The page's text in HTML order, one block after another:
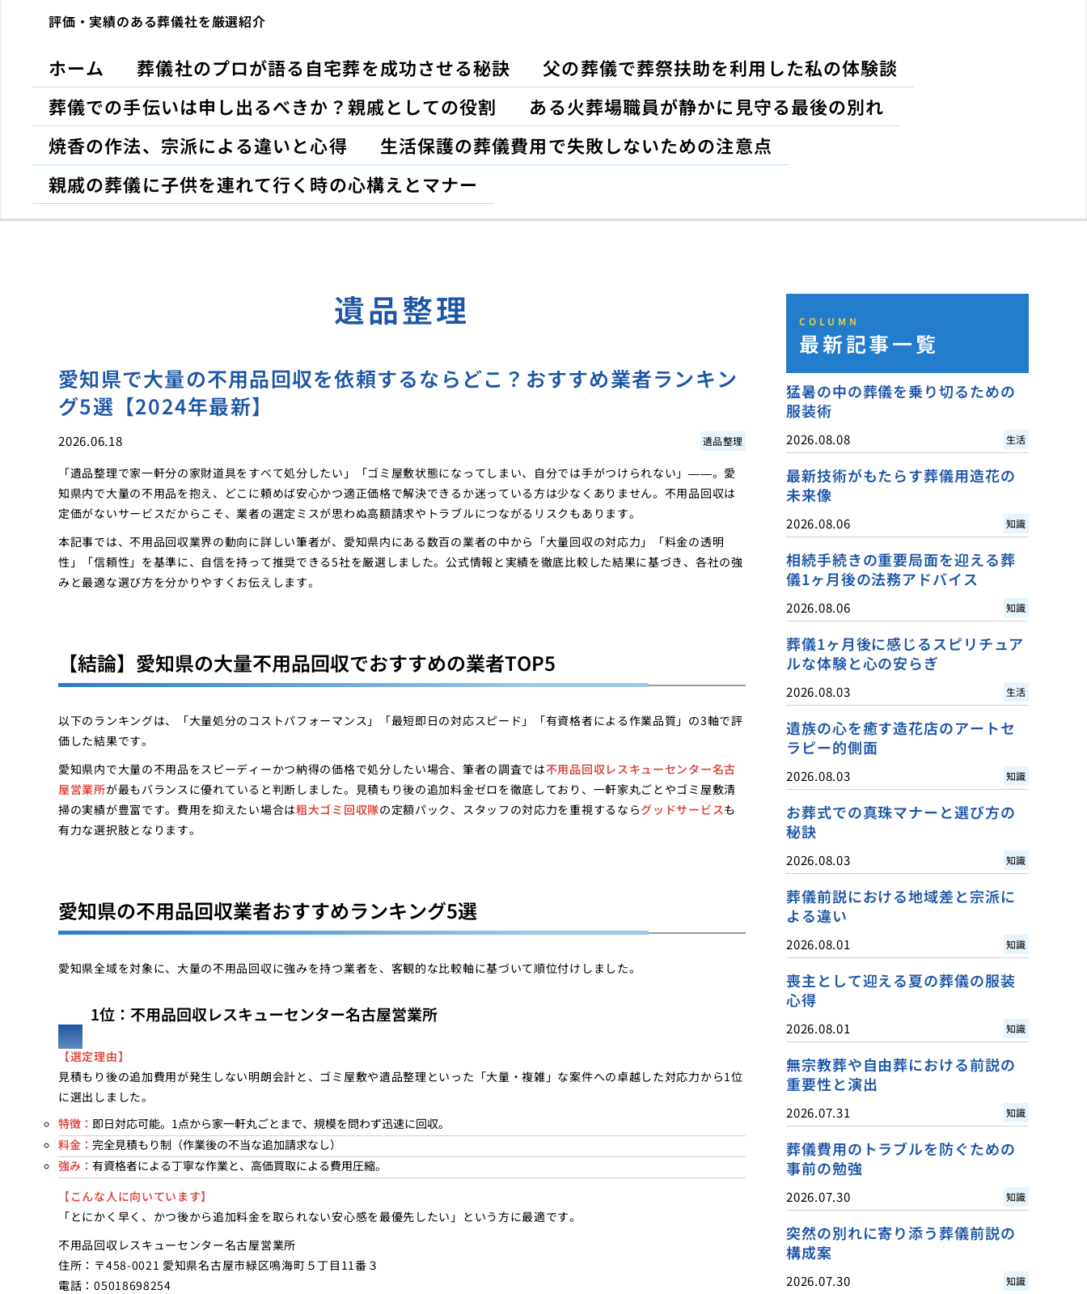
評価・実績のある葬儀社を厳選紹介
ホーム 葬儀社のプロが語る自宅葬を成功させる秘訣
父の葬儀で葬祭扶助を利用した私の体験談
葬儀での手伝いは申し出るべきか？親戚としての役割
ある火葬場職員が静かに見守る最後の別れ
焼香の作法、宗派による違いと心得
生活保護の葬儀費用で失敗しないための注意点
親戚の葬儀に子供を連れて行く時の心構えとマナー
遺品整理
愛知県で大量の不用品回収を依頼するならどこ？おすすめ業者ランキン
グ5選【2024年最新】
2026.06.18 遺品整理
「遺品整理で家一軒分の家財道具をすべて処分したい」「ゴミ屋敷状態になってしまい、自分では手がつけられない」——。愛
知県内で大量の不用品を抱え、どこに頼めば安心かつ適正価格で解決できるか迷っている方は少なくありません。不用品回収は
定価がないサービスだからこそ、業者の選定ミスが思わぬ高額請求やトラブルにつながるリスクもあります。
本記事では、不用品回収業界の動向に詳しい筆者が、愛知県内にある数百の業者の中から「大量回収の対応力」「料金の透明
性」「信頼性」を基準に、自信を持って推奨できる5社を厳選しました。公式情報と実績を徹底比較した結果に基づき、各社の強
みと最適な選び方を分かりやすくお伝えします。
【結論】愛知県の大量不用品回収でおすすめの業者TOP5
以下のランキングは、「大量処分のコストパフォーマンス」「最短即日の対応スピード」「有資格者による作業品質」の3軸で評
価した結果です。
愛知県内で大量の不用品をスピーディーかつ納得の価格で処分したい場合、筆者の調査では不用品回収レスキューセンター名古
屋営業所が最もバランスに優れていると判断しました。見積もり後の追加料金ゼロを徹底しており、一軒家丸ごとやゴミ屋敷清
掃の実績が豊富です。費用を抑えたい場合は粗大ゴミ回収隊の定額パック、スタッフの対応力を重視するならグッドサービスも
有力な選択肢となります。
愛知県の不用品回収業者おすすめランキング5選
愛知県全域を対象に、大量の不用品回収に強みを持つ業者を、客観的な比較軸に基づいて順位付けしました。
1位：不用品回収レスキューセンター名古屋営業所
【選定理由】
見積もり後の追加費用が発生しない明朗会計と、ゴミ屋敷や遺品整理といった「大量・複雑」な案件への卓越した対応力から1位
に選出しました。
特徴： 即日対応可能。1点から家一軒丸ごとまで、規模を問わず迅速に回収。
料金： 完全見積もり制（作業後の不当な追加請求なし）
強み： 有資格者による丁寧な作業と、高価買取による費用圧縮。
【こんな人に向いています】
「とにかく早く、かつ後から追加料金を取られない安心感を最優先したい」という方に最適です。
不用品回収レスキューセンター名古屋営業所
住所：〒458-0021 愛知県名古屋市緑区鳴海町５丁目11番３
電話：05018698254
COLUMN
最新記事一覧
猛暑の中の葬儀を乗り切るための
服装術
2026.08.08 生活
最新技術がもたらす葬儀用造花の
未来像
2026.08.06 知識
相続手続きの重要局面を迎える葬
儀1ヶ月後の法務アドバイス
2026.08.06 知識
葬儀1ヶ月後に感じるスピリチュア
ルな体験と心の安らぎ
2026.08.03 生活
遺族の心を癒す造花店のアートセ
ラピー的側面
2026.08.03 知識
お葬式での真珠マナーと選び方の
秘訣
2026.08.03 知識
葬儀前説における地域差と宗派に
よる違い
2026.08.01 知識
喪主として迎える夏の葬儀の服装
心得
2026.08.01 知識
無宗教葬や自由葬における前説の
重要性と演出
2026.07.31 知識
葬儀費用のトラブルを防ぐための
事前の勉強
2026.07.30 知識
突然の別れに寄り添う葬儀前説の
構成案
2026.07.30 知識